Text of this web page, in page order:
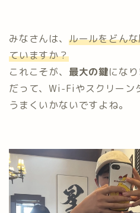
みなさんは、 ルールをどん
ていますか？
これこそが、 最大の鍵になり
だって、Wi-Fiやスクリーン
うまくいかないですよね。